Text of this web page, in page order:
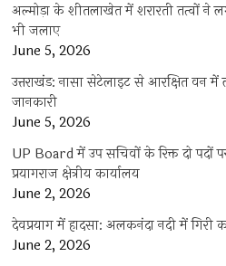
अल्मोड़ा के शीतलाखेत में शरारती तत्वों
भी जलाए
June 5, 2026
उत्तराखंड: नासा सेटेलाइट से आरक्षित वन
जानकारी
June 5, 2026
UP Board में उप सचिवों के रिक्त दो पदों
प्रयागराज क्षेत्रीय कार्यालय
June 2, 2026
देवप्रयाग में हादसा: अलकनंदा नदी में गिरी
June 2, 2026